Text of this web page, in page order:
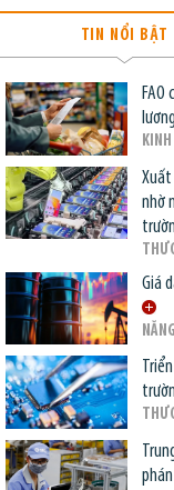
TIN NỔI BẬT
KINH
nhờ
Giá